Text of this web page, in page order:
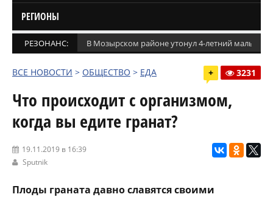
РЕГИОНЫ
РЕЗОНАНС: В Мозырском районе утонул 4-летний мальчик
ВСЕ НОВОСТИ > ОБЩЕСТВО > ЕДА + 3231
Что происходит с организмом,
когда вы едите гранат?
19.11.2019 в 16:39
Sputnik
Плоды граната давно славятся своими